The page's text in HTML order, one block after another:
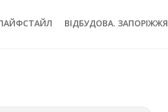
ВІДБУДОВА. ЗАПОРІЖЖЯ